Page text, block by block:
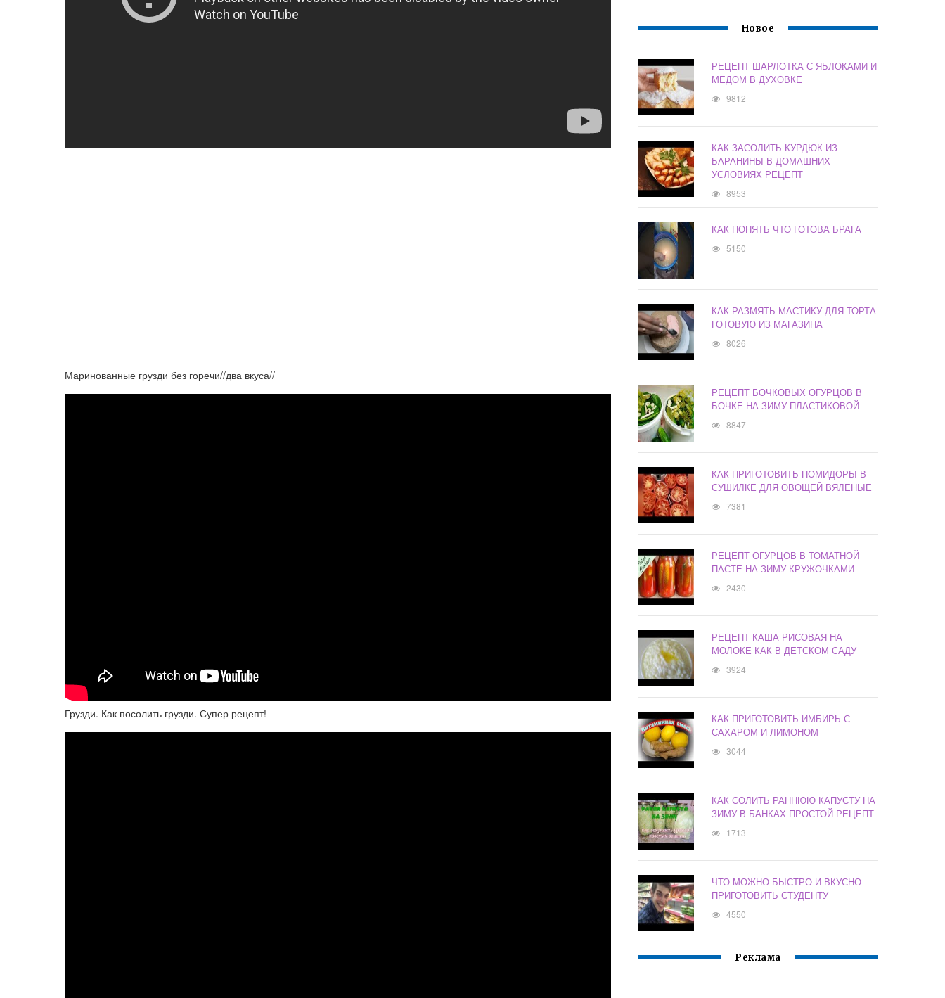
Маринованные грузди без горечи//два вкуса//
Грузди. Как посолить грузди. Супер рецепт!
Новое
РЕЦЕПТ ШАРЛОТКА С ЯБЛОКАМИ И
МЕДОМ В ДУХОВКЕ
9812
КАК ЗАСОЛИТЬ КУРДЮК ИЗ
БАРАНИНЫ В ДОМАШНИХ
УСЛОВИЯХ РЕЦЕПТ
8953
КАК ПОНЯТЬ ЧТО ГОТОВА БРАГА
5150
КАК РАЗМЯТЬ МАСТИКУ ДЛЯ ТОРТА
ГОТОВУЮ ИЗ МАГАЗИНА
8026
РЕЦЕПТ БОЧКОВЫХ ОГУРЦОВ В
БОЧКЕ НА ЗИМУ ПЛАСТИКОВОЙ
8847
КАК ПРИГОТОВИТЬ ПОМИДОРЫ В
СУШИЛКЕ ДЛЯ ОВОЩЕЙ ВЯЛЕНЫЕ
7381
РЕЦЕПТ ОГУРЦОВ В ТОМАТНОЙ
ПАСТЕ НА ЗИМУ КРУЖОЧКАМИ
2430
РЕЦЕПТ КАША РИСОВАЯ НА
МОЛОКЕ КАК В ДЕТСКОМ САДУ
3924
КАК ПРИГОТОВИТЬ ИМБИРЬ С
САХАРОМ И ЛИМОНОМ
3044
КАК СОЛИТЬ РАННЮЮ КАПУСТУ НА
ЗИМУ В БАНКАХ ПРОСТОЙ РЕЦЕПТ
1713
ЧТО МОЖНО БЫСТРО И ВКУСНО
ПРИГОТОВИТЬ СТУДЕНТУ
4550
Реклама